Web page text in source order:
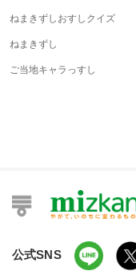
ねまきずしおすしクイズ
ねまきずし
ご当地キャラっすし
公式SNS